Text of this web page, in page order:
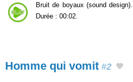
Bruit de boyaux (sound
Durée : 00:02.
Homme qui vomit #2